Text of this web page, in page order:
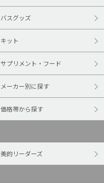
バスグッズ
キット
サプリメント・フード
メーカー別に探す
価格帯から探す
美的リーダーズ